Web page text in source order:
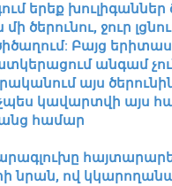
երեք խուլիգաններ
մի ծերունու, ջուր
Բայց
անգամ
այս
կավարտվի այս
համար
նրան, ով